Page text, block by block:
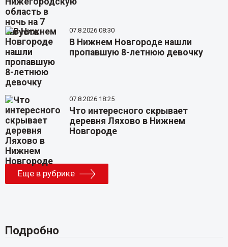
07.8.2026 08:30
В Нижнем Новгороде нашли
пропавшую 8-летнюю девочку
07.8.2026 18:25
Что интересного скрывает
деревня Ляхово в Нижнем
Новгороде
Еще в рубрике
Подробно